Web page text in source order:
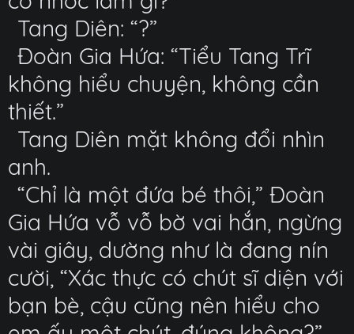
Tang Diên: “?”
Đoàn Gia Hứa: “Tiểu Tang Trĩ
không hiểu chuyện, không cần
thiết.”
Tang Diên mặt không đổi nhìn
anh.
“Chỉ là một đứa bé thôi,” Đoàn
Gia Hứa vỗ vỗ bờ vai hắn, ngừng
vài giây, dường như là đang nín
cười, “Xác thực có chút sĩ diện với
bạn bè, cậu cũng nên hiểu cho